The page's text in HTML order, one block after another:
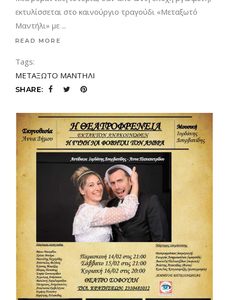
εκτυλίσσεται στο καινούργιο τραγούδι «Μεταξωτό
Μαντήλι» με
READ MORE
Tags:
ΜΕΤΑΞΩΤΟ ΜΑΝΤΗΛΙ
SHARE: